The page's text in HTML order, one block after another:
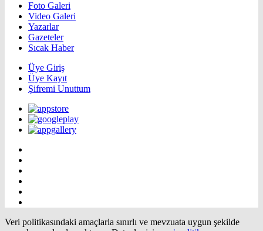
Foto Galeri
Video Galeri
Yazarlar
Gazeteler
Sıcak Haber
Üye Giriş
Üye Kayıt
Şifremi Unuttum
Veri politikasındaki amaçlarla sınırlı ve mevzuata uygun şekilde